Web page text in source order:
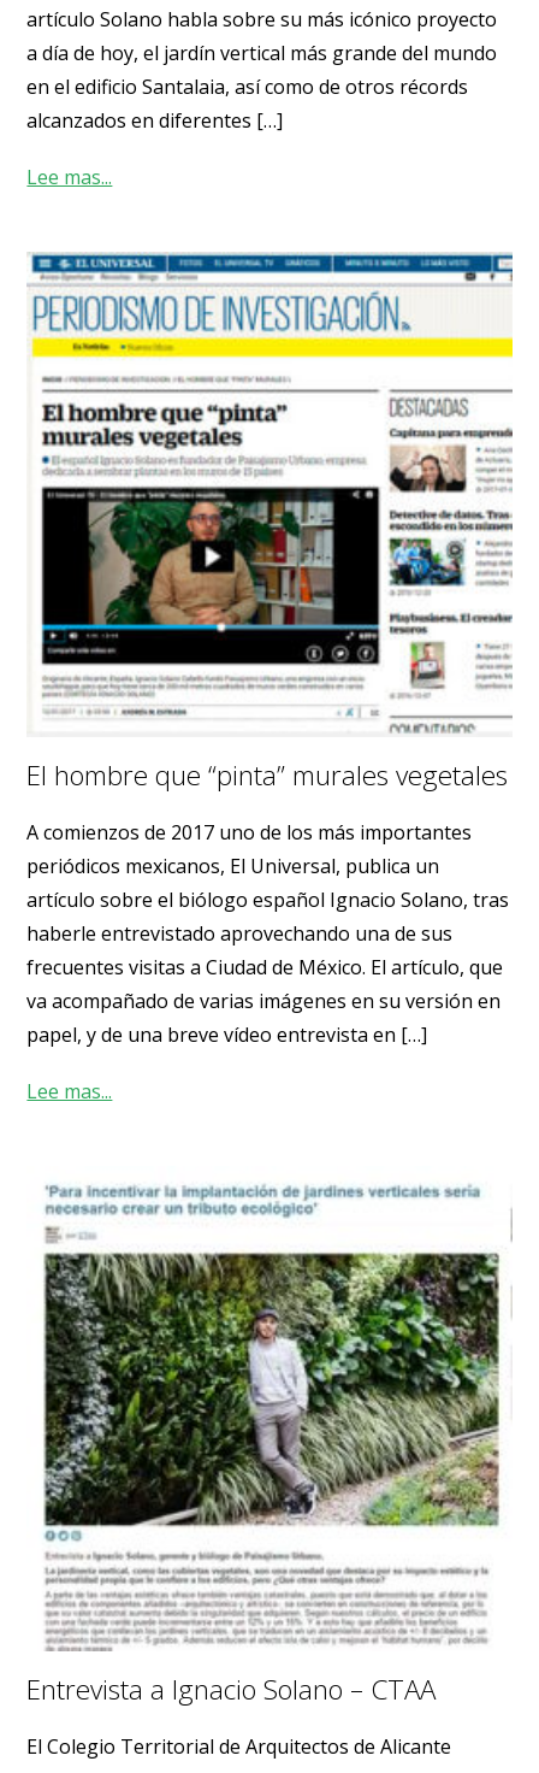
artículo Solano habla sobre su más icónico proyecto
a día de hoy, el jardín vertical más grande del mundo
en el edificio Santalaia, así como de otros récords
alcanzados en diferentes […]
Lee mas...
El hombre que “pinta” murales vegetales
A comienzos de 2017 uno de los más importantes
periódicos mexicanos, El Universal, publica un
artículo sobre el biólogo español Ignacio Solano, tras
haberle entrevistado aprovechando una de sus
frecuentes visitas a Ciudad de México. El artículo, que
va acompañado de varias imágenes en su versión en
papel, y de una breve vídeo entrevista en […]
Lee mas...
Entrevista a Ignacio Solano – CTAA
El Colegio Territorial de Arquitectos de Alicante